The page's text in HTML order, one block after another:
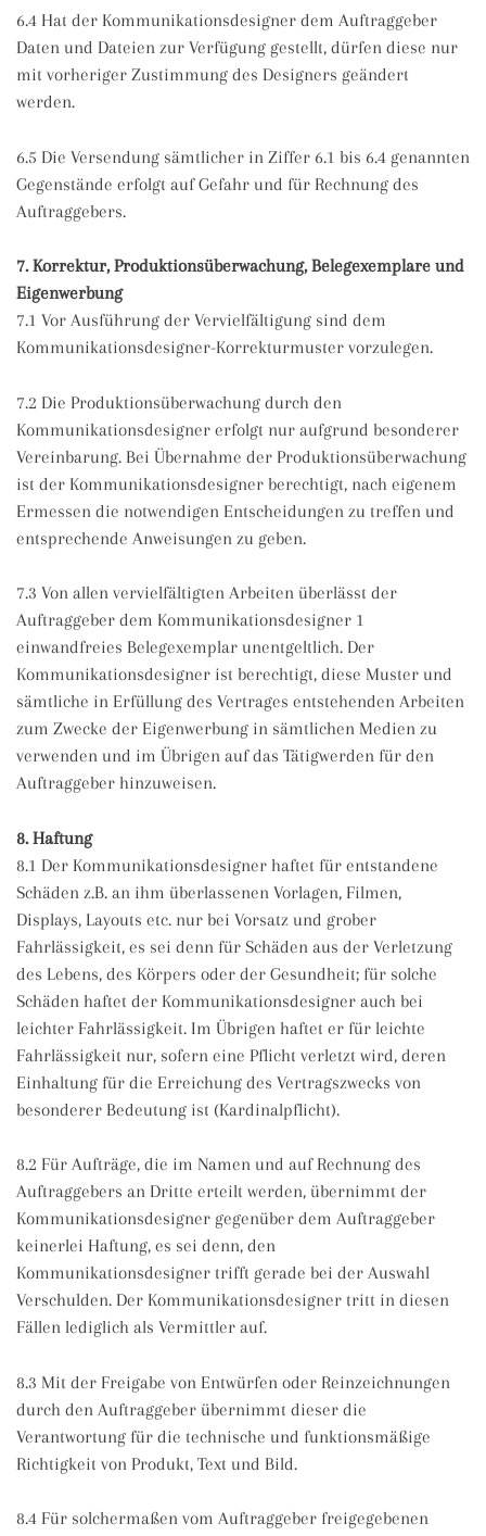
6.4 Hat der Kommunikationsdesigner dem Auftraggeber
Daten und Dateien zur Verfügung gestellt, dürfen diese nur
mit vorheriger Zustimmung des Designers geändert
werden.
6.5 Die Versendung sämtlicher in Ziffer 6.1 bis 6.4 genannten
Gegenstände erfolgt auf Gefahr und für Rechnung des
Auftraggebers.
7. Korrektur, Produktionsüberwachung, Belegexemplare und
Eigenwerbung
7.1 Vor Ausführung der Vervielfältigung sind dem
Kommunikationsdesigner-Korrekturmuster vorzulegen.
7.2 Die Produktionsüberwachung durch den
Kommunikationsdesigner erfolgt nur aufgrund besonderer
Vereinbarung. Bei Übernahme der Produktionsüberwachung
ist der Kommunikationsdesigner berechtigt, nach eigenem
Ermessen die notwendigen Entscheidungen zu treffen und
entsprechende Anweisungen zu geben.
7.3 Von allen vervielfältigten Arbeiten überlässt der
Auftraggeber dem Kommunikationsdesigner 1
einwandfreies Belegexemplar unentgeltlich. Der
Kommunikationsdesigner ist berechtigt, diese Muster und
sämtliche in Erfüllung des Vertrages entstehenden Arbeiten
zum Zwecke der Eigenwerbung in sämtlichen Medien zu
verwenden und im Übrigen auf das Tätigwerden für den
Auftraggeber hinzuweisen.
8. Haftung
8.1 Der Kommunikationsdesigner haftet für entstandene
Schäden z.B. an ihm überlassenen Vorlagen, Filmen,
Displays, Layouts etc. nur bei Vorsatz und grober
Fahrlässigkeit, es sei denn für Schäden aus der Verletzung
des Lebens, des Körpers oder der Gesundheit; für solche
Schäden haftet der Kommunikationsdesigner auch bei
leichter Fahrlässigkeit. Im Übrigen haftet er für leichte
Fahrlässigkeit nur, sofern eine Pflicht verletzt wird, deren
Einhaltung für die Erreichung des Vertragszwecks von
besonderer Bedeutung ist (Kardinalpflicht).
8.2 Für Aufträge, die im Namen und auf Rechnung des
Auftraggebers an Dritte erteilt werden, übernimmt der
Kommunikationsdesigner gegenüber dem Auftraggeber
keinerlei Haftung, es sei denn, den
Kommunikationsdesigner trifft gerade bei der Auswahl
Verschulden. Der Kommunikationsdesigner tritt in diesen
Fällen lediglich als Vermittler auf.
8.3 Mit der Freigabe von Entwürfen oder Reinzeichnungen
durch den Auftraggeber übernimmt dieser die
Verantwortung für die technische und funktionsmäßige
Richtigkeit von Produkt, Text und Bild.
8.4 Für solchermaßen vom Auftraggeber freigegebenen